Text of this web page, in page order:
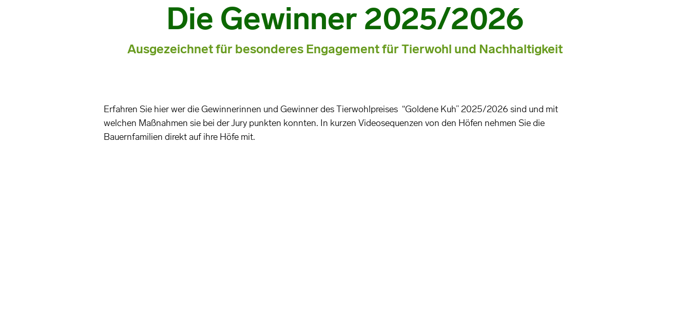
Die Gewinner 2025/2026
Ausgezeichnet für besonderes Engagement für Tierwohl und Nachhaltigkeit
Erfahren Sie hier wer die Gewinnerinnen und Gewinner des Tierwohlpreises “Goldene Kuh” 2025/2026 sind und mit
welchen Maßnahmen sie bei der Jury punkten konnten. In kurzen Videosequenzen von den Höfen nehmen Sie die
Bauernfamilien direkt auf ihre Höfe mit.